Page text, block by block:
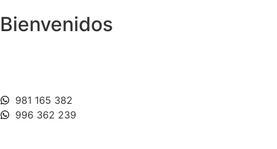
Bienvenidos
981 165 382
996 362 239